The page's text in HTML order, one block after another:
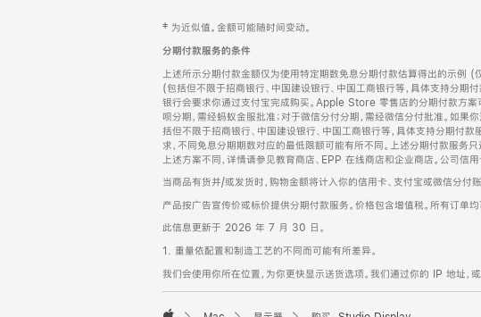
页
脚
注
‡ 为近似值。金额可能随时间变动。
分期付款服务的条件
上述所示分期付款金额仅为使用特定期数免息分期付款估算得出的示例 (
(包括但不限于招商银行、中国建设银行、中国工商银行等，具体支持分
银行会要求你通过支付宝完成购买。Apple Store 零售店的分期付款方
呗分期，需经蚂蚁金服批准；对于微信分付分期，需经微信分付批准。如
括但不限于招商银行、中国建设银行、中国工商银行等，具体支持分期付
求，不同免息分期期数对应的最低限额可能有所不同。上述分期付款服
上述方案不同，详情请参见教育商店、EPP 在线商店和企业商店。公司
当商品有货并/或发货时，购物金额将计入你的信用卡、支付宝或微信分付
产品按广告宣传价或标价提供分期付款服务。价格包含增值税。所有订单均
此信息更新于 2026 年 7 月 30 日。
1. 重量依配置和制造工艺的不同而可能有所差异。
我们会使用你所在位置，为你更快显示送货选项。我们通过你的 IP 地址